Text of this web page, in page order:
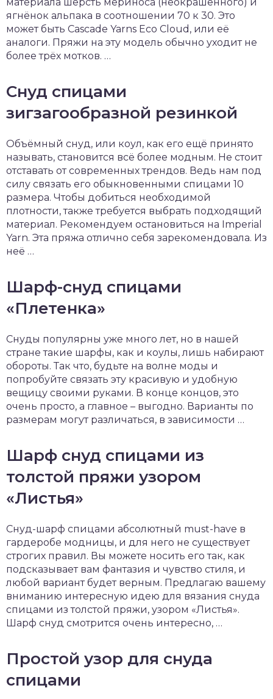
ягнёнок альпака в соотношении 70 к 30. Это
может быть Cascade Yarns Eco Cloud, или её
аналоги. Пряжи на эту модель обычно уходит не
более трёх мотков. …
Снуд спицами
зигзагообразной резинкой
Объёмный снуд, или коул, как его ещё принято
называть, становится всё более модным. Не стоит
отставать от современных трендов. Ведь нам под
силу связать его обыкновенными спицами 10
размера. Чтобы добиться необходимой
плотности, также требуется выбрать подходящий
материал. Рекомендуем остановиться на Imperial
Yarn. Эта пряжа отлично себя зарекомендовала. Из
неё …
Шарф-снуд спицами
«Плетенка»
Снуды популярны уже много лет, но в нашей
стране такие шарфы, как и коулы, лишь набирают
обороты. Так что, будьте на волне моды и
попробуйте связать эту красивую и удобную
вещицу своими руками. В конце концов, это
очень просто, а главное – выгодно. Варианты по
размерам могут различаться, в зависимости …
Шарф снуд спицами из
толстой пряжи узором
«Листья»
Снуд-шарф спицами абсолютный must-have в
гардеробе модницы, и для него не существует
строгих правил. Вы можете носить его так, как
подсказывает вам фантазия и чувство стиля, и
любой вариант будет верным. Предлагаю вашему
вниманию интересную идею для вязания снуда
спицами из толстой пряжи, узором «Листья».
Шарф снуд смотрится очень интересно, …
Простой узор для снуда
спицами